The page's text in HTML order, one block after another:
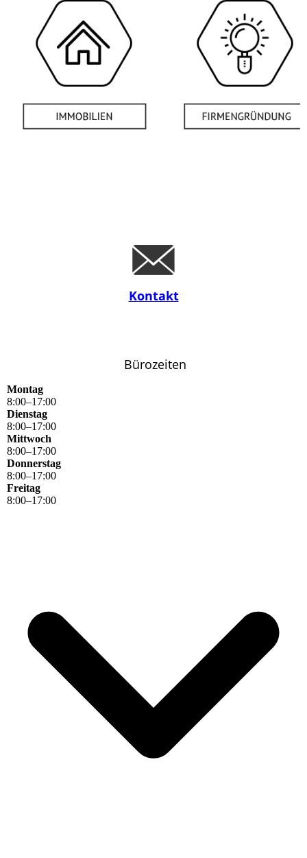
Kontakt
Bürozeiten
Montag
8:00–17:00
Dienstag
8:00–17:00
Mittwoch
8:00–17:00
Donnerstag
8:00–17:00
Freitag
8:00–17:00